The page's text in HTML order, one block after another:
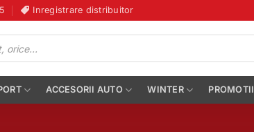
Inregistrare distribuitor
ACCESORII AUTO WINTER PROMOTII